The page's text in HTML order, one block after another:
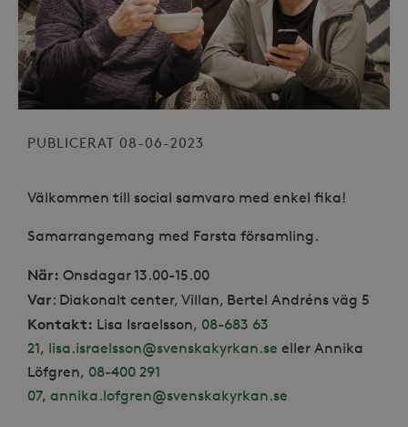
PUBLICERAT 08-06-2023
Välkommen till social samvaro med enkel fika!
Samarrangemang med Farsta församling.
När: Onsdagar 13.00-15.00
Var: Diakonalt center, Villan, Bertel Andréns väg 5
Kontakt: Lisa Israelsson, 08-683 63
21, lisa.israelsson@svenskakyrkan.se eller Annika
Löfgren, 08-400 291
07, annika.lofgren@svenskakyrkan.se